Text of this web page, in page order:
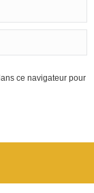
ce navigateur pour